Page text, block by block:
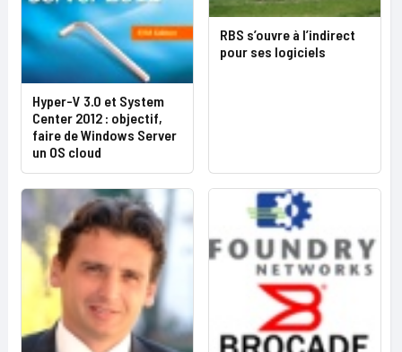
Hyper-V 3.0 et System
Center 2012 : objectif,
faire de Windows Server
un OS cloud
RBS s’ouvre à l’indirect
pour ses logiciels